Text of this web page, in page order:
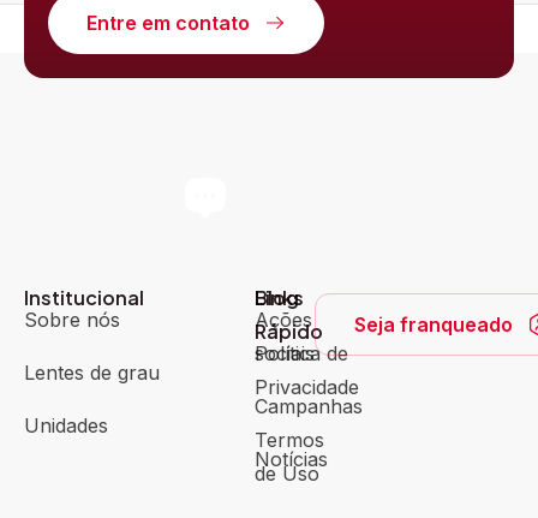
Entre em contato
Institucional
Sobre nós
Lentes de grau
Unidades
Blog
Ações
sociais
Campanhas
Notícias
Links
Rápido
Política de
Privacidade
Termos
de Uso
Seja franqueado